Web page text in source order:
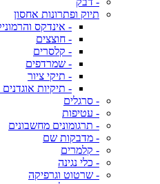
תיוק ופתרונות אחסון
- אינדקס
- חוצצים
- קלסרים
- שמרדפים
- תיקי ציור
- תיקיות אוגדנים
- סרגלים
- עטיפות
- תרגומונים מחשבונים
- מדבקות שם
- קלמרים
- כלי נגינה
- שרטוט וגרפיקה